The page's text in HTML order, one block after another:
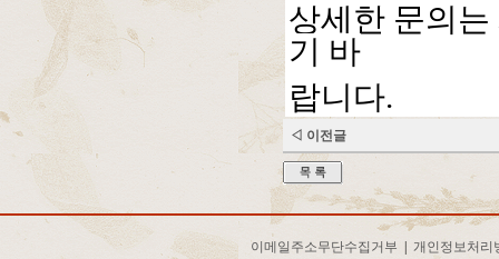
상세한 문의는
기 바
랍니다.
◁ 이전글
이메일주소무단수집거부
개인정보처리